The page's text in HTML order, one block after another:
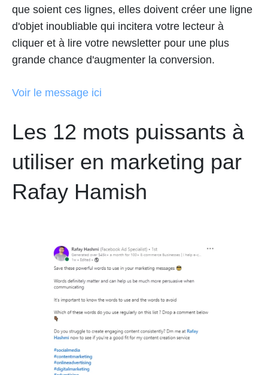
que soient ces lignes, elles doivent créer une ligne
d'objet inoubliable qui incitera votre lecteur à
cliquer et à lire votre newsletter pour une plus
grande chance d'augmenter la conversion.
Voir le message ici
Les 12 mots puissants à
utiliser en marketing par
Rafay Hamish